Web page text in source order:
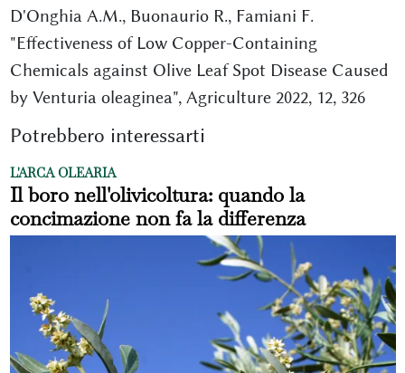
D'Onghia A.M., Buonaurio R., Famiani F.
"Effectiveness of Low Copper-Containing
Chemicals against Olive Leaf Spot Disease Caused
by Venturia oleaginea", Agriculture 2022, 12, 326
Potrebbero interessarti
L'ARCA OLEARIA
Il boro nell'olivicoltura: quando la
concimazione non fa la differenza